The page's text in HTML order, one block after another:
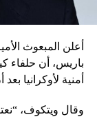
أعلن المبعوث
باريس، أن حلفاء
أمنية لأوكرانيا
وقال ويتكوف،